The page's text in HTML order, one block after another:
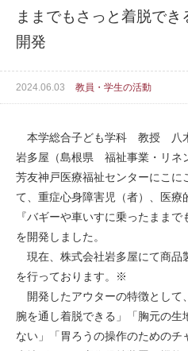
ままでもさっと着脱で
開発
2024.06.03 教員・学生の活動
本学総合子ども学科 教授 八
岩多屋（島根県 福祉事業・リネ
芳友神戸医療福祉センターにこに
て、重症心身障害児（者）、医
『バギーや車いすに乗ったままで
を開発しました。
現在、株式会社岩多屋にて商品
を行っております。※
開発したアウターの特徴として
腕を通し着脱できる」「胸元の生
ない」「胃ろうの操作のためのチ